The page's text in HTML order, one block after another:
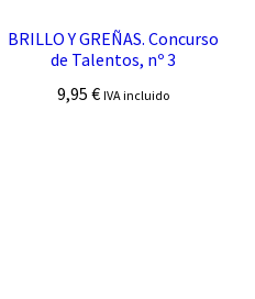
BRILLO Y GREÑAS. Concurso
de Talentos, nº 3
9,95 € IVA incluido